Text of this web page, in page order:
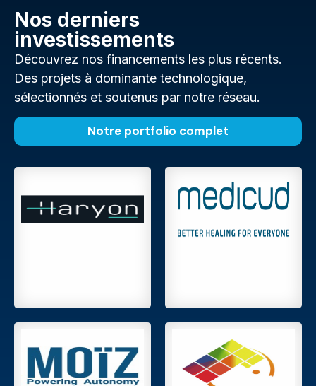
Nos derniers
investissements
Découvrez nos financements les plus récents.
Des projets à dominante technologique,
sélectionnés et soutenus par notre réseau.
Notre portfolio complet